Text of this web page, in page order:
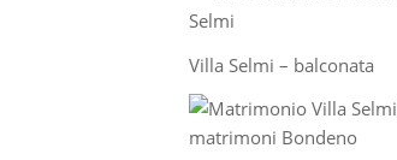
Villa Selmi – balconata